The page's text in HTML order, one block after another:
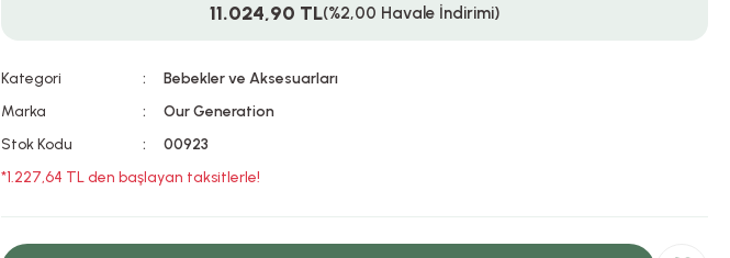
11.024,90 TL(%2,00 Havale İndirimi)
Kategori
Bebekler ve Aksesuarları
Marka
Our Generation
Stok Kodu
00923
*1.227,64 TL den başlayan taksitlerle!